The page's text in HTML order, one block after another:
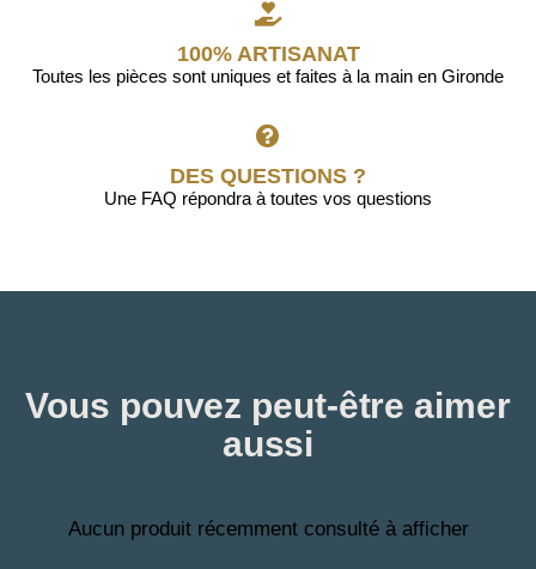
100% ARTISANAT
Toutes les pièces sont uniques et faites à la main en Gironde
DES QUESTIONS ?
Une FAQ répondra à toutes vos questions
Vous pouvez peut-être aimer
aussi
Aucun produit récemment consulté à afficher